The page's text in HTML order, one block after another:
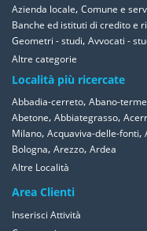
Azienda locale, Comune e
Banche ed istituti di credito e
Geometri - studi, Avvocati -
Altre categorie
Località più ricercate
Abbadia-cerreto, Abano-terme
Abetone, Abbiategrasso,
Milano, Acquaviva-delle-fonti,
Bologna, Arezzo, Ardea
Altre Località
Area Clienti
Inserisci Attività